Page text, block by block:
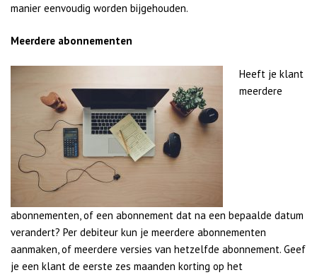
manier eenvoudig worden bijgehouden.
Meerdere abonnementen
Heeft je klant
meerdere
abonnementen, of een abonnement dat na een bepaalde datum
verandert? Per debiteur kun je meerdere abonnementen
aanmaken, of meerdere versies van hetzelfde abonnement. Geef
je een klant de eerste zes maanden korting op het